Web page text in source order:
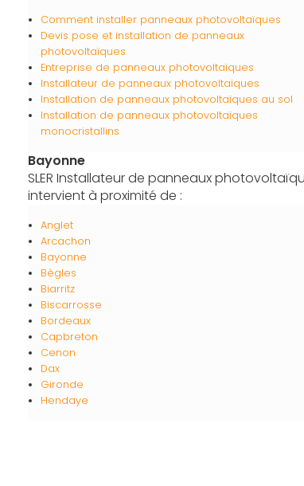
Comment installer panneaux photovoltaïques
Devis pose et installation de panneaux
photovoltaïques
Entreprise de panneaux photovoltaïques
Installateur de panneaux photovoltaïques
Installation de panneaux photovoltaïques au sol
Installation de panneaux photovoltaïques
monocristallins
Bayonne
SLER Installateur de panneaux
intervient à proximité de :
Anglet
Arcachon
Bayonne
Bègles
Biarritz
Biscarrosse
Bordeaux
Capbreton
Cenon
Dax
Gironde
Hendaye